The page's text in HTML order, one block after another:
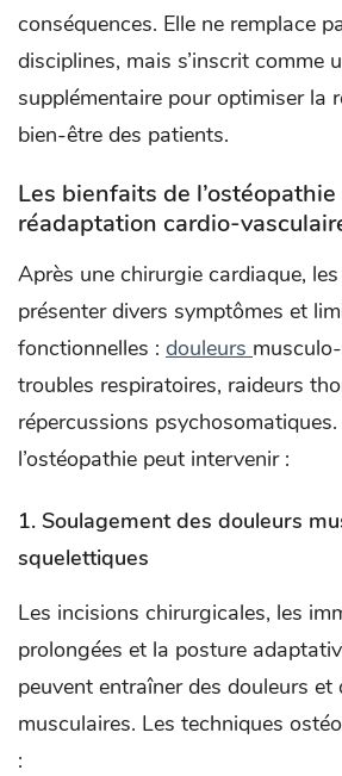
conséquences. Elle ne remplace
disciplines, mais s’inscrit comme
supplémentaire pour optimiser la
bien-être des patients.
Les bienfaits de
réadaptation cardio-
Après une chirurgie cardiaque,
présenter divers symptômes et
fonctionnelles : douleurs
troubles respiratoires, raideurs
répercussions
l’ostéopathie peut intervenir :
1. Soulagement des douleurs
squelettiques
Les incisions chirurgicales, les
prolongées et la posture
peuvent entraîner des douleurs et
musculaires. Les techniques
: